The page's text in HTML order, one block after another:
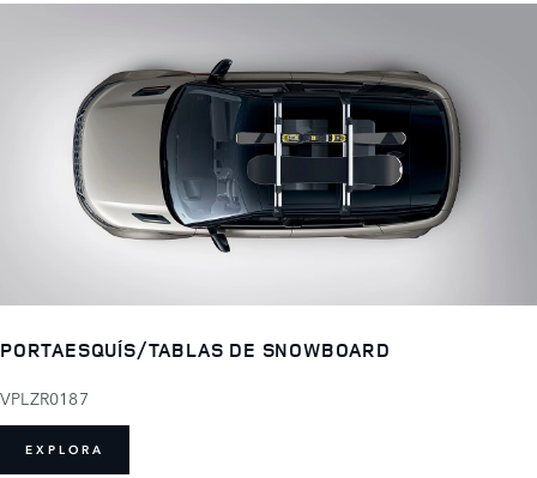
PORTAESQUÍS/TABLAS DE SNOWBOARD
VPLZR0187
EXPLORA